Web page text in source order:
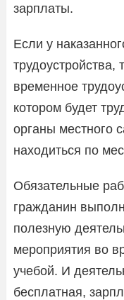
зарплаты.
Если у
трудоустройства,
временное
котором будет
органы местного
находиться по
Обязательные
гражданин
полезную
мероприятия во
учебой. И
бесплатная,